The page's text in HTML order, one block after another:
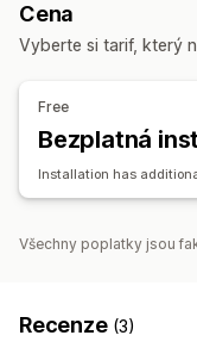
Spojené království
Švédsko
Cena
Vyberte si tarif, který
Free
Bezplatná
Installation has
Všechny poplatky jsou
Recenze (3)